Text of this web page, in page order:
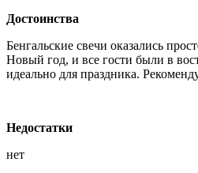
Достоинства
Бенгальские свечи оказались
Новый год, и все гости были в
идеально для праздника.
Недостатки
нет